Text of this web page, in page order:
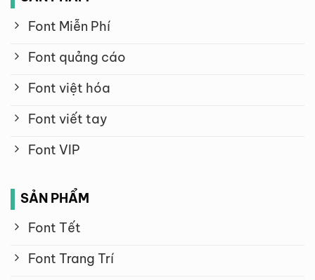
Font Miễn Phí
Font quảng cáo
Font việt hóa
Font viết tay
Font VIP
SẢN PHẨM
Font Tết
Font Trang Trí